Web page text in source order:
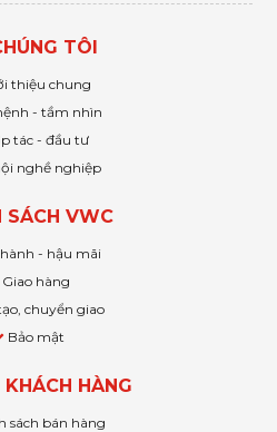
TÔI
thiệu chung
- tầm nhìn
tác - đầu tư
nghề nghiệp
SÁCH VWC
- hậu mãi
Giao hàng
chuyển giao
Bảo mật
HÀNG
sách bán hàng